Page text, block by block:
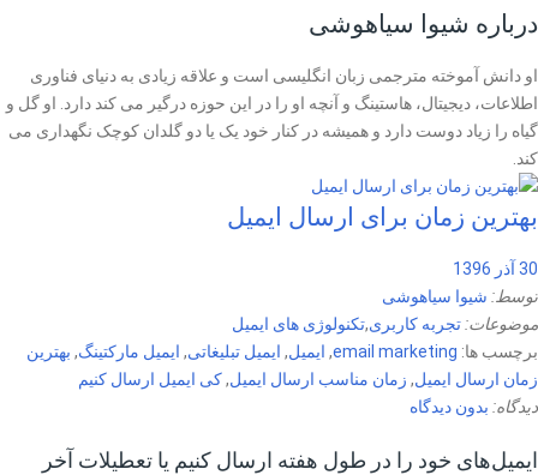
درباره شیوا سیاهوشی
او دانش آموخته مترجمی زبان انگلیسی است و علاقه زیادی به دنیای فناوری
اطلاعات، دیجیتال، هاستینگ و آنچه او را در این حوزه درگیر می کند دارد. او گل و
گیاه را زیاد دوست دارد و همیشه در کنار خود یک یا دو گلدان کوچک نگهداری می
کند.
بهترین زمان برای ارسال ایمیل
30 آذر 1396
توسط: شیوا سیاهوشی
موضوعات: تجربه کاربری,تکنولوژی های ایمیل
برچسب ها: email marketing
, ایمیل, ایمیل تبلیغاتی, ایمیل مارکتینگ, بهترین
زمان ارسال ایمیل, زمان مناسب ارسال ایمیل,کی ایمیل ارسال کنیم
دیدگاه: بدون دیدگاه
ایمیل‌های خود را در طول هفته ارسال کنیم یا تعطیلات آخر